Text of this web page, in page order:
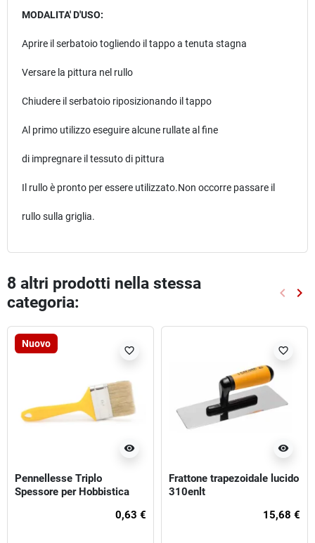
MODALITA' D'USO:
Aprire il serbatoio togliendo il tappo a tenuta stagna
Versare la pittura nel rullo
Chiudere il serbatoio riposizionando il tappo
Al primo utilizzo eseguire alcune rullate al fine
di impregnare il tessuto di pittura
Il rullo è pronto per essere utilizzato.Non occorre passare il
rullo sulla griglia.
8 altri prodotti nella stessa
categoria:
keyboard_arrow_left keyboard_arrow_right
Nuovo
visibility
favorite_border
Pennellesse Triplo
Spessore per Hobbistica
0,63 €
visibility
favorite_border
Frattone trapezoidale lucido
310enlt
15,68 €